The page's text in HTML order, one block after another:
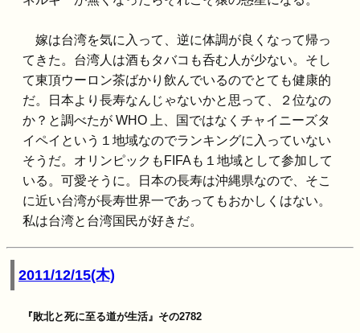
嫁は台湾を気に入って、逆に体調が良くなって帰っ
てきた。台湾人は酒もタバコも呑む人が少ない。そし
て東頂ウーロン茶ばかり飲んでいるのでとても健康的
だ。日本より長寿なんじゃないかと思って、２位なの
か？と調べたが WHO 上、国ではなくチャイニーズタ
イペイという１地域なのでランキングに入っていない
そうだ。オリンピックもFIFAも１地域として参加して
いる。可愛そうに。日本の長寿は沖縄県なので、そこ
に近い台湾が長寿世界一であってもおかしくはない。
私は台湾と台湾国民が好きだ。
2011/12/15(木)
『敗北と死に至る道が生活』その2782